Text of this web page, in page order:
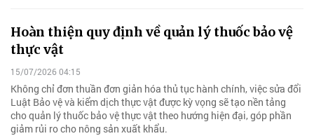
Hoàn thiện quy định về quản lý thuốc bảo vệ
thực vật
15/07/2026 04:15
Không chỉ đơn thuần đơn giản hóa thủ tục hành chính, việc sửa đổi
Luật Bảo vệ và kiểm dịch thực vật được kỳ vọng sẽ tạo nền tảng
cho quản lý thuốc bảo vệ thực vật theo hướng hiện đại, góp phần
giảm rủi ro cho nông sản xuất khẩu.